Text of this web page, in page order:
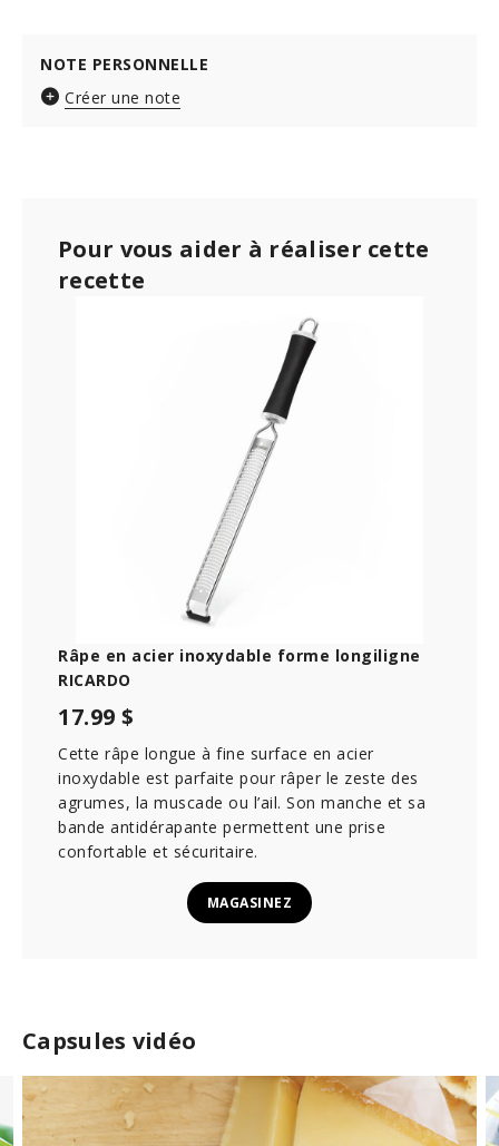
Capsules vidéo
NOTE PERSONNELLE
Créer une note
Pour vous aider à réaliser cette
recette
Râpe en acier inoxydable forme longiligne
RICARDO
17.99 $
Cette râpe longue à fine surface en acier
inoxydable est parfaite pour râper le zeste des
agrumes, la muscade ou l’ail. Son manche et sa
bande antidérapante permettent une prise
confortable et sécuritaire.
MAGASINEZ